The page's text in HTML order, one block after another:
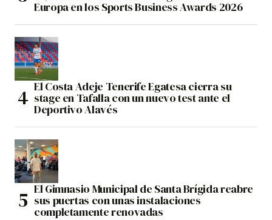
Europa en los Sports Business Awards 2026
El Costa Adeje Tenerife Egatesa cierra su
stage en Tafalla con un nuevo test ante el
Deportivo Alavés
El Gimnasio Municipal de Santa Brígida reabre
sus puertas con unas instalaciones
completamente renovadas